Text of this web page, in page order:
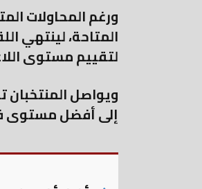
ورغم المحاولات
المتاحة، لينتهي
لتقييم مستوى
ويواصل
إلى أفضل مستوى